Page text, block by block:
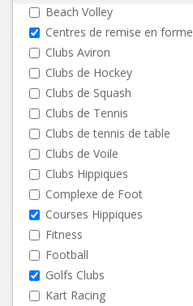
Beach Volley
Centres de remise en forme
Clubs Aviron
Clubs de Hockey
Clubs de Squash
Clubs de Tennis
Clubs de tennis de table
Clubs de Voile
Clubs Hippiques
Complexe de Foot
Courses Hippiques
Fitness
Football
Golfs Clubs
Kart Racing